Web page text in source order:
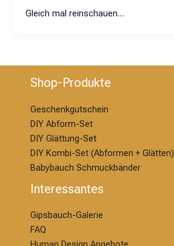
Gleich mal reinschauen…
Shop-Produkte
Geschenkgutschein
DIY Abform-Set
DIY Glättung-Set
DIY Kombi-Set (Abformen + Glätten)
Babybauch Schmuckbänder
Interessantes
Gipsbauch-Galerie
FAQ